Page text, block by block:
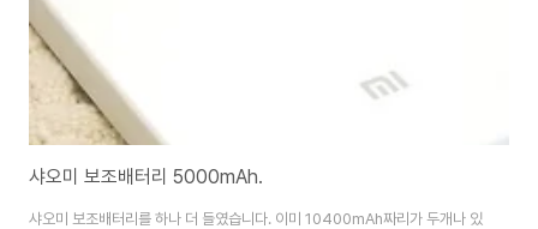
샤오미 보조배터리 5000mAh.
샤오미 보조배터리를 하나 더 들였습니다. 이미 10400mAh짜리가 두개나 있